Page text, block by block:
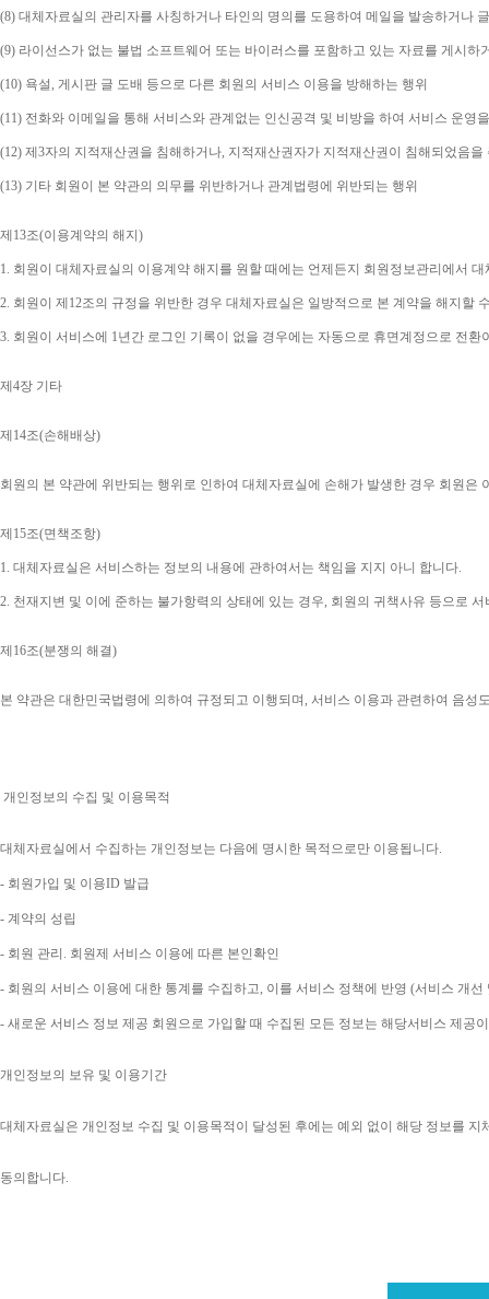
(8) 대체자료실의 관리자를 사칭하거나 타인의 명의를 도용하여 메일을 발송하거나
(9) 라이선스가 없는 불법 소프트웨어 또는 바이러스를 포함하고 있는 자료를 게시하
(10) 욕설, 게시판 글 도배 등으로 다른 회원의 서비스 이용을 방해하는 행위
(11) 전화와 이메일을 통해 서비스와 관계없는 인신공격 및 비방을 하여 서비스 운영
(12) 제 3자의 지적재산권을 침해하거나, 지적재산권자가 지적재산권이 침해되었음을
(13) 기타 회원이 본 약관의 의무를 위반하거나 관계법령에 위반되는 행위
제 13조(이용계약의 해지 )
1. 회원이 대체자료실의 이용계약 해지를 원할 때에는 언제든지 회원정보관리에서
2. 회원이 제 12조의 규정을 위반한 경우 대체자료실은 일방적으로 본 계약을 해지할
3. 회원이 서비스에 1년간 로그인 기록이 없을 경우에는 자동으로 휴면계정으로 전환
제 4장 기타
제 14조(손해배상)
회원의 본 약관에 위반되는 행위로 인하여 대체자료실에 손해가 발생한 경우 회원은
제 15조(면책조항)
1. 대체자료실은 서비스하는 정보의 내용에 관하여서는 책임을 지지 아니 합니다.
2. 천재지변 및 이에 준하는 불가항력의 상태에 있는 경우, 회원의 귀책사유 등으로
제 16조(분쟁의 해결)
본 약관은 대한민국법령에 의하여 규정되고 이행되며, 서비스 이용과 관련하여 음성
개인정보의 수집 및 이용목적
대체자료실에서 수집하는 개인정보는 다음에 명시한 목적으로만 이용됩니다.
- 회원가입 및 이용ID 발급
- 계약의 성립
- 회원 관리 . 회원제 서비스 이용에 따른 본인확인
- 회원의 서비스 이용에 대한 통계를 수집하고, 이를 서비스 정책에 반영 (서비스 개선
- 새로운 서비스 정보 제공 회원으로 가입할 때 수집된 모든 정보는 해당서비스 제
개인정보의 보유 및 이용기간
대체자료실은 개인정보 수집 및 이용목적이 달성된 후에는 예외 없이 해당 정보를 지
동의합니다.